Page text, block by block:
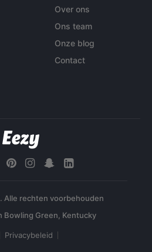
Over ons
Ons team
Onze blog
Contact
Alle rechten voorbehouden
Privacybeleid